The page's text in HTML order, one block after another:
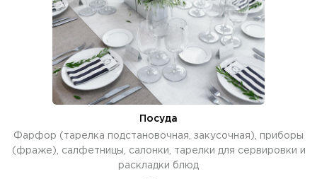
Посуда
Фарфор (тарелка подстановочная, закусочная), приборы
(фраже), салфетницы, салонки, тарелки для сервировки и
раскладки блюд